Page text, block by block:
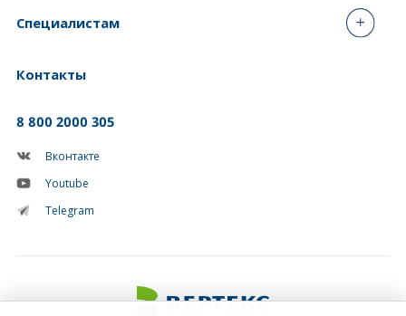
8 800 2000 305
Вконтакте
Youtube
Telegram
Специалистам
Контакты